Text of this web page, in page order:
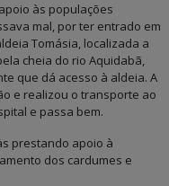
às populações
mal, por ter entrado em
Tomásia, localizada a
cheia do rio Aquidabã,
que dá acesso à aldeia. A
e realizou o transporte ao
e passa bem.
prestando apoio à
dos cardumes e